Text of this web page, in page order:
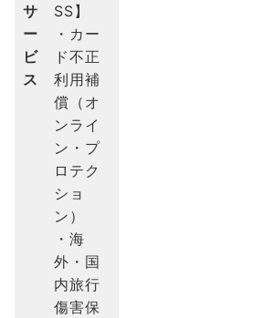
サ
ー
ビ
ス
SS】
・カー
ド不正
利用補
償（オ
ンライ
ン・プ
ロテク
ショ
ン）
・海
外・国
内旅行
傷害保